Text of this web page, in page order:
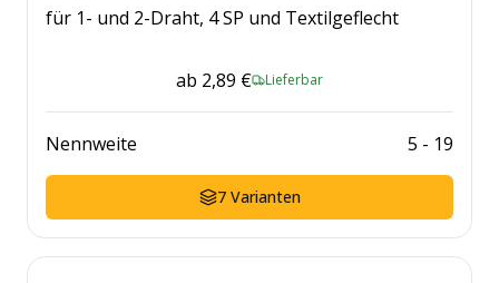
für 1- und 2-Draht, 4 SP und Textilgeflecht
ab 2,89 € Lieferbar
Nennweite 5 - 19
7 Varianten